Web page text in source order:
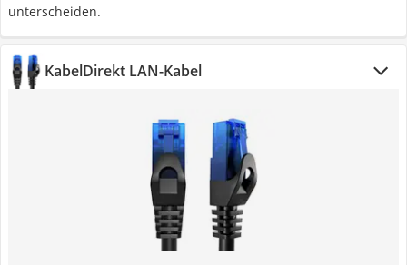
unterscheiden.
KabelDirekt LAN-Kabel